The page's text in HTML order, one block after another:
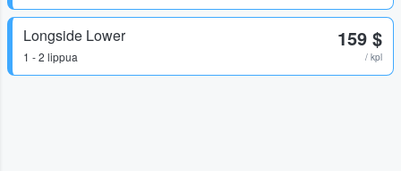
Longside Lower
1 - 2 lippua
159 $
/ kpl